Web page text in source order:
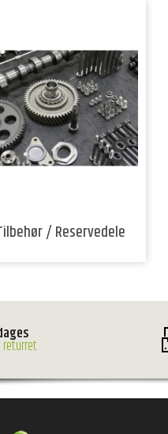
/ Reservedele
returret